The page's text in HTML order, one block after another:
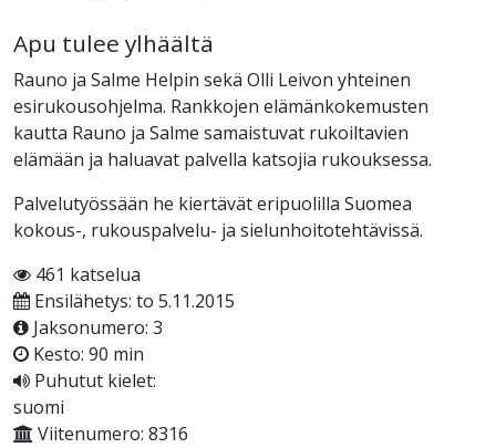
Apu tulee ylhäältä
Rauno ja Salme Helpin sekä Olli Leivon yhteinen
esirukousohjelma. Rankkojen elämänkokemusten
kautta Rauno ja Salme samaistuvat rukoiltavien
elämään ja haluavat palvella katsojia rukouksessa.
Palvelutyössään he kiertävät eripuolilla Suomea
kokous-, rukouspalvelu- ja sielunhoitotehtävissä.
461 katselua
Ensilähetys: to 5.11.2015
Jaksonumero: 3
Kesto: 90 min
Puhutut kielet:
suomi
Viitenumero: 8316